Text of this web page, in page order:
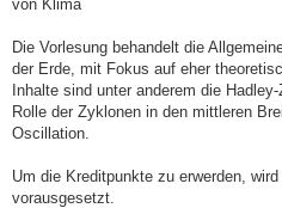
von Klima
Die Vorlesung behandelt die
der Erde, mit Fokus auf eher
Inhalte sind unter anderem die
Rolle der Zyklonen in den mittleren
Oscillation.
Um die Kreditpunkte zu erwerden,
vorausgesetzt.